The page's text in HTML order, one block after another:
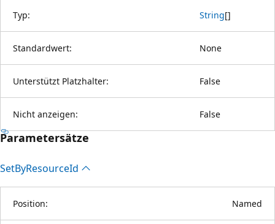
Typ: String[]
Standardwert: None
Unterstützt Platzhalter: False
Nicht anzeigen: False
Parametersätze
SetByResourceId
Position: Named